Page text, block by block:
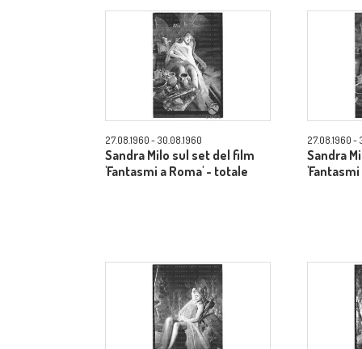
27.08.1960 - 30.08.1960
Sandra Milo sul set del film
'Fantasmi a Roma' - totale
27.08.1960 -
Sandra